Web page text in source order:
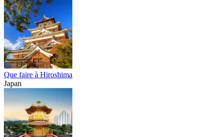
Que faire à Hiroshima
Japan